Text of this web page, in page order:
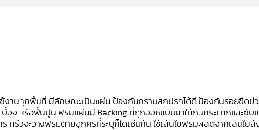
งานทุกพื้นที่ มีลักษณะเป็นแผ่น ป้องกันคราบสกปรกได้ดี ป้องกันรอยขีดข่ว
ง หรือพื้นปูน พรมแผ่นมี Backing ที่ถูกออกแบบมาให้กันกระแทกและซับแ
หรือจะวางพรมตามลูกศรที่ระบุก็ได้เช่นกัน ใช้เส้นใยพรมผลิตจากเส้นใยสั